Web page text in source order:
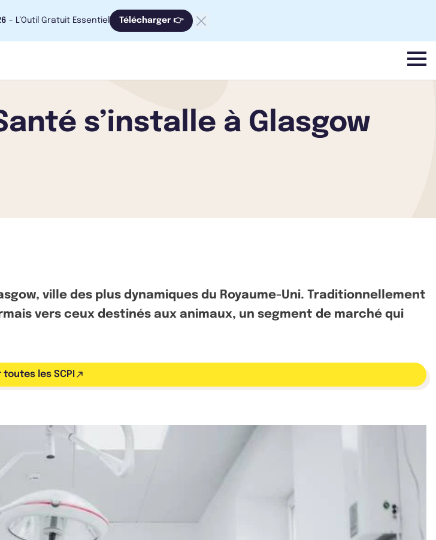
- L’Outil Gratuit Essentiel Télécharger 👉
menu
s’installe à Glasgow
ville des plus dynamiques du Royaume-Uni. Traditionnellement
vers ceux destinés aux animaux, un segment de marché qui
toutes les SCPI